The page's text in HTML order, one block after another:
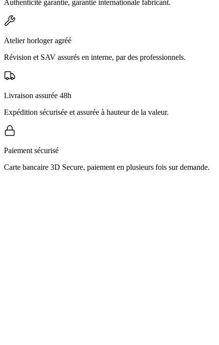
Authenticité garantie, garantie internationale fabricant.
Atelier horloger agréé
Révision et SAV assurés en interne, par des professionnels.
Livraison assurée 48h
Expédition sécurisée et assurée à hauteur de la valeur.
Paiement sécurisé
Carte bancaire 3D Secure, paiement en plusieurs fois sur demande.